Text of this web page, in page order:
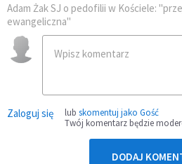
Adam Żak SJ o pedofilii w Kościele:
ewangeliczna"
Zaloguj się lub skomentuj jako Gość
Twój komentarz będzie
DODAJ